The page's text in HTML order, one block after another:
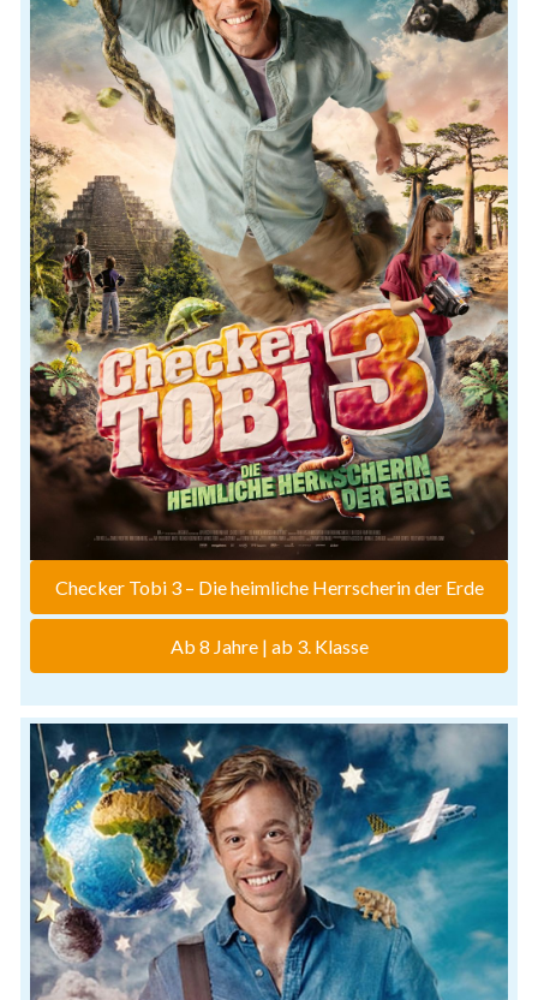
Checker Tobi 3 – Die heimliche Herrscherin der Erde
Ab 8 Jahre | ab 3. Klasse